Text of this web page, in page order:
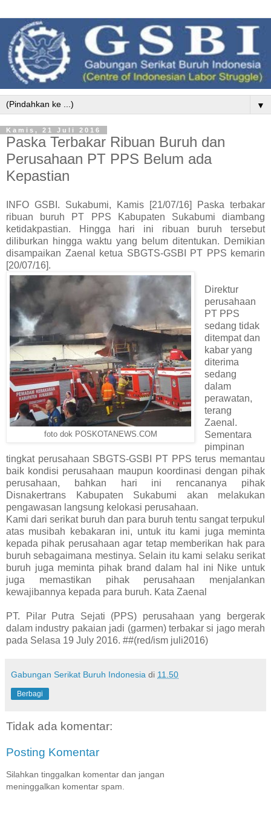
▼
Kamis, 21 Juli 2016
Paska Terbakar Ribuan Buruh dan
Perusahaan PT PPS Belum ada
Kepastian
INFO GSBI. Sukabumi, Kamis [21/07/16] Paska terbakar
ribuan buruh PT PPS Kabupaten Sukabumi diambang
ketidakpastian. Hingga hari ini ribuan buruh tersebut
diliburkan hingga waktu yang belum ditentukan. Demikian
disampaikan Zaenal ketua SBGTS-GSBI PT PPS kemarin
[20/07/16].
foto dok POSKOTANEWS.COM
Direktur
perusahaan
PT PPS
sedang tidak
ditempat dan
kabar yang
diterima
sedang
dalam
perawatan,
terang
Zaenal.
Sementara
pimpinan
tingkat perusahaan SBGTS-GSBI PT PPS terus memantau
baik kondisi perusahaan maupun koordinasi dengan pihak
perusahaan, bahkan hari ini rencananya pihak
Disnakertrans Kabupaten Sukabumi akan melakukan
pengawasan langsung kelokasi perusahaan.
Kami dari serikat buruh dan para buruh tentu sangat terpukul
atas musibah kebakaran ini, untuk itu kami juga meminta
kepada pihak perusahaan agar tetap memberikan hak para
buruh sebagaimana mestinya. Selain itu kami selaku serikat
buruh juga meminta pihak brand dalam hal ini Nike untuk
juga memastikan pihak perusahaan menjalankan
kewajibannya kepada para buruh. Kata Zaenal
PT. Pilar Putra Sejati (PPS) perusahaan yang bergerak
dalam industry pakaian jadi (garmen) terbakar si jago merah
pada Selasa 19 July 2016. ##(red/ism juli2016)
Gabungan Serikat Buruh Indonesia di 11.50
Berbagi
Tidak ada komentar:
Posting Komentar
Silahkan tinggalkan komentar dan jangan
meninggalkan komentar spam.